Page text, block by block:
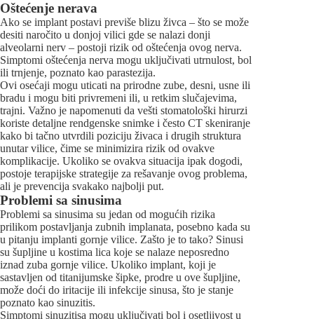
Oštećenje nerava
Ako se implant postavi previše blizu živca – što se može
desiti naročito u donjoj vilici gde se nalazi donji
alveolarni nerv – postoji rizik od oštećenja ovog nerva.
Simptomi oštećenja nerva mogu uključivati utrnulost, bol
ili trnjenje, poznato kao parastezija.
Ovi osećaji mogu uticati na prirodne zube, desni, usne ili
bradu i mogu biti privremeni ili, u retkim slučajevima,
trajni. Važno je napomenuti da vešti stomatološki hirurzi
koriste detaljne rendgenske snimke i često CT skeniranje
kako bi tačno utvrdili poziciju živaca i drugih struktura
unutar vilice, čime se minimizira rizik od ovakve
komplikacije. Ukoliko se ovakva situacija ipak dogodi,
postoje terapijske strategije za rešavanje ovog problema,
ali je prevencija svakako najbolji put.
Problemi sa sinusima
Problemi sa sinusima su jedan od mogućih rizika
prilikom postavljanja zubnih implanata, posebno kada su
u pitanju implanti gornje vilice. Zašto je to tako? Sinusi
su šupljine u kostima lica koje se nalaze neposredno
iznad zuba gornje vilice. Ukoliko implant, koji je
sastavljen od titanijumske šipke, prodre u ove šupljine,
može doći do iritacije ili infekcije sinusa, što je stanje
poznato kao sinuzitis.
Simptomi sinuzitisa mogu uključivati bol i osetljivost u